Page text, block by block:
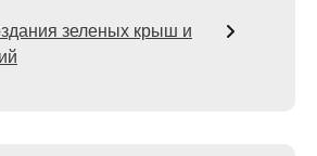
зеленых крыш и